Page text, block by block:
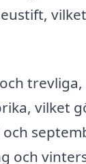
trevliga,
vilket
och